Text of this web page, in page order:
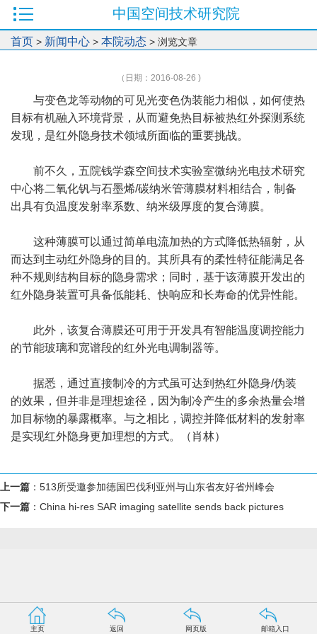
中国空间技术研究院
首页 > 新闻中心 > 本院动态 > 浏览文章
（日期：2016-08-26 )
与变色龙等动物的可见光变色伪装能力相似，如何使热
目标有机融入环境背景，从而避免热目标被热红外探测系统
发现，是红外隐身技术领域所面临的重要挑战。
前不久，五院钱学森空间技术实验室微纳光电技术研究
中心将二氧化钒与石墨烯/碳纳米管薄膜材料相结合，制备
出具有负温度发射率系数、纳米级厚度的复合薄膜。
这种薄膜可以通过简单电流加热的方式降低热辐射，从
而达到主动红外隐身的目的。其所具有的柔性特征能满足各
种不规则结构目标的隐身需求；同时，基于该薄膜开发出的
红外隐身装置可具备低能耗、快响应和长寿命的优异性能。
此外，该复合薄膜还可用于开发具有智能温度调控能力
的节能玻璃和宽谱段的红外光电调制器等。
据悉，通过直接制冷的方式虽可达到热红外隐身/伪装
的效果，但并非是理想途径，因为制冷产生的多余热量会增
加目标物的暴露概率。与之相比，调控并降低材料的发射率
是实现红外隐身更加理想的方式。（肖林）
上一篇 ： 513所受邀参加德国巴伐利亚州与山东省友好省州峰会
下一篇 ： China hi-res SAR imaging satellite sends back pictures
主页 返回 网页版 邮箱入口